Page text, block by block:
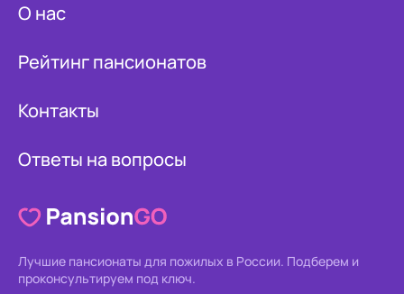
О нас
Рейтинг пансионатов
Контакты
Ответы на вопросы
Лучшие пансионаты для пожилых в России. Подберем и
проконсультируем под ключ.